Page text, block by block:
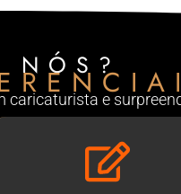
NÓS?
caricaturista e